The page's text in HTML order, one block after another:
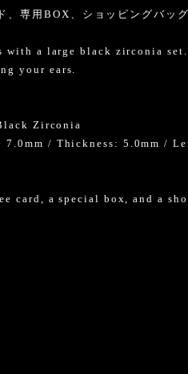
、専用BOX、ショッピングバッグ
with a large black zirconia set.
your ears.
Zirconia
/ Thickness: 5.0mm /
card, a special box, and a